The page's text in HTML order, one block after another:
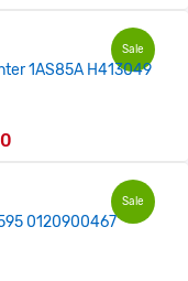
Sale
1AS85A H413049
Sale
0120900467